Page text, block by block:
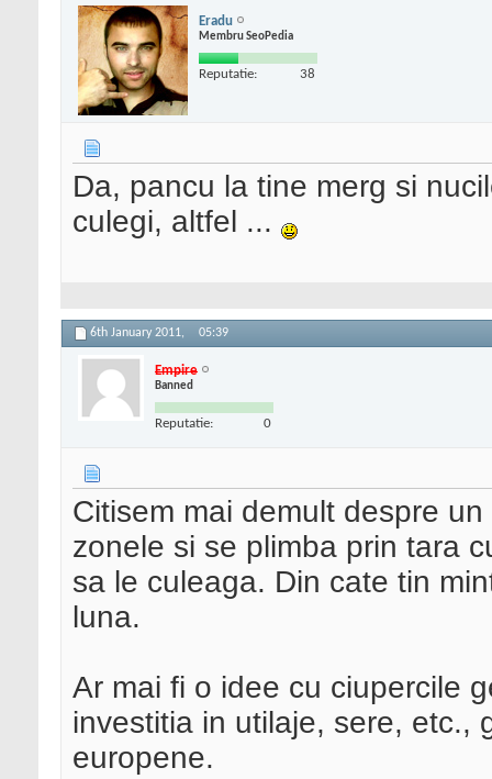
Eradu
Membru SeoPedia
Reputatie: 38
Da, pancu la tine merg si
culegi, altfel ...
6th January 2011, 05:39
Empire
Banned
Reputatie: 0
Citisem mai demult despre
zonele si se plimba prin tara
sa le culeaga. Din cate tin
luna.
Ar mai fi o idee cu ciupercile
investitia in utilaje, sere, etc.,
europene.